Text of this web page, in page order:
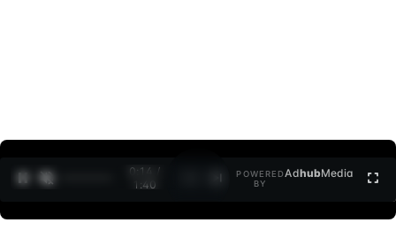
0:15 /
1:40
POWERED
BY
AdhubMedia